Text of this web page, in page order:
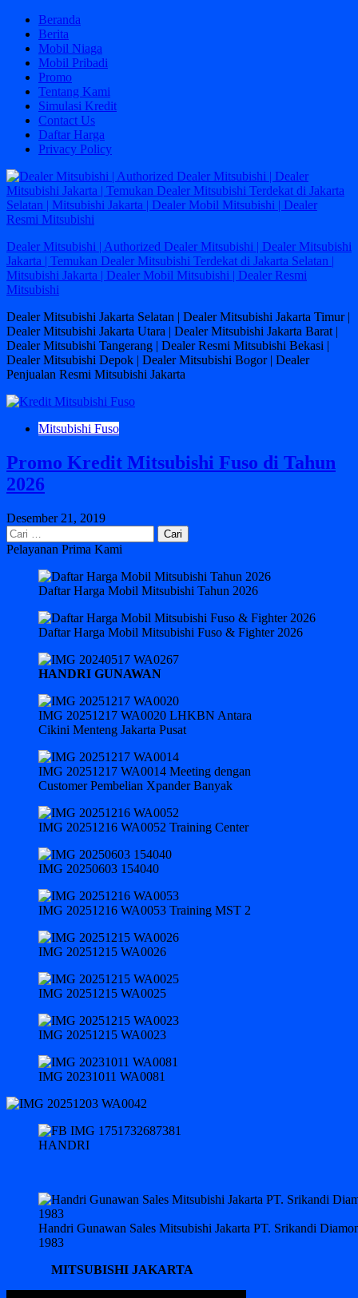
Skip
content
Beranda
Berita
Mobil Niaga
Mobil Pribadi
Promo
Tentang Kami
Simulasi Kredit
Contact Us
Daftar Harga
Privacy Policy
Dealer Mitsubishi | Authorized Dealer Mitsubishi | Dealer Mitsubishi
Jakarta | Temukan Dealer Mitsubishi Terdekat di Jakarta Selatan |
Mitsubishi Jakarta | Dealer Mobil Mitsubishi | Dealer Resmi
Mitsubishi
Dealer Mitsubishi Jakarta Selatan | Dealer Mitsubishi Jakarta Timur |
Dealer Mitsubishi Jakarta Utara | Dealer Mitsubishi Jakarta Barat |
Dealer Mitsubishi Tangerang | Dealer Resmi Mitsubishi Bekasi |
Dealer Mitsubishi Depok | Dealer Mitsubishi Bogor | Dealer
Penjualan Resmi Mitsubishi Jakarta
Mitsubishi Fuso
Promo Kredit Mitsubishi Fuso di Tahun
2026
Desember 21, 2019
Cari
untuk:
Pelayanan Prima Kami
Daftar Harga Mobil Mitsubishi Tahun 2026
Daftar Harga Mobil Mitsubishi Fuso & Fighter 2026
HANDRI GUNAWAN
IMG 20251217 WA0020 LHKBN Antara
Cikini Menteng Jakarta Pusat
IMG 20251217 WA0014 Meeting dengan
Customer Pembelian Xpander Banyak
IMG 20251216 WA0052 Training Center
IMG 20250603 154040
IMG 20251216 WA0053 Training MST 2
IMG 20251215 WA0026
IMG 20251215 WA0025
IMG 20251215 WA0023
IMG 20231011 WA0081
HANDRI
Handri Gunawan Sales Mitsubishi Jakarta PT. Srikandi
1983
MITSUBISHI JAKARTA